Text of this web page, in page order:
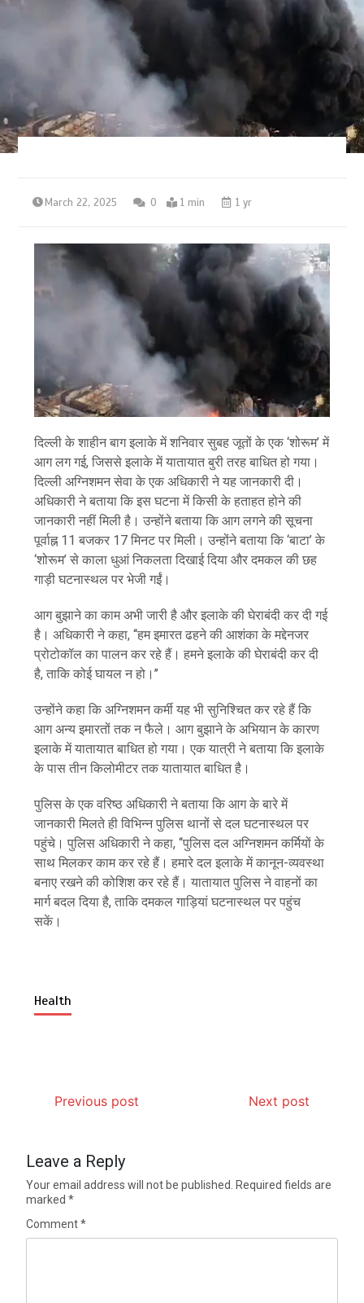
March 22, 2025 0 1 min 1 yr
दिल्ली के शाहीन बाग इलाके में शनिवार सुबह जूतों के एक ‘शोरूम’ में
आग लग गई, जिससे इलाके में यातायात बुरी तरह बाधित हो गया।
दिल्ली अग्निशमन सेवा के एक अधिकारी ने यह जानकारी दी।
अधिकारी ने बताया कि इस घटना में किसी के हताहत होने की
जानकारी नहीं मिली है। उन्होंने बताया कि आग लगने की सूचना
पूर्वाह्न 11 बजकर 17 मिनट पर मिली। उन्होंने बताया कि ‘बाटा’ के
‘शोरूम’ से काला धुआं निकलता दिखाई दिया और दमकल की छह
गाड़ी घटनास्थल पर भेजी गईं।
आग बुझाने का काम अभी जारी है और इलाके की घेराबंदी कर दी गई
है। अधिकारी ने कहा, ‘‘हम इमारत ढहने की आशंका के मद्देनजर
प्रोटोकॉल का पालन कर रहे हैं। हमने इलाके की घेराबंदी कर दी
है, ताकि कोई घायल न हो।’’
उन्होंने कहा कि अग्निशमन कर्मी यह भी सुनिश्चित कर रहे हैं कि
आग अन्य इमारतों तक न फैले। आग बुझाने के अभियान के कारण
इलाके में यातायात बाधित हो गया। एक यात्री ने बताया कि इलाके
के पास तीन किलोमीटर तक यातायात बाधित है।
पुलिस के एक वरिष्ठ अधिकारी ने बताया कि आग के बारे में
जानकारी मिलते ही विभिन्न पुलिस थानों से दल घटनास्थल पर
पहुंचे। पुलिस अधिकारी ने कहा, ‘‘पुलिस दल अग्निशमन कर्मियों के
साथ मिलकर काम कर रहे हैं। हमारे दल इलाके में कानून-व्यवस्था
बनाए रखने की कोशिश कर रहे हैं। यातायात पुलिस ने वाहनों का
मार्ग बदल दिया है, ताकि दमकल गाड़ियां घटनास्थल पर पहुंच
सकें।
Health
Previous post Next post
Leave a Reply
Your email address will not be published. Required fields are
marked*
Comment*